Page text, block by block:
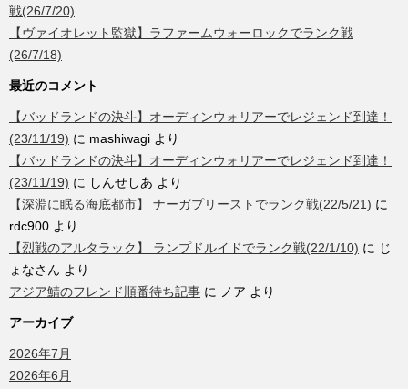
戦(26/7/20)
【ヴァイオレット監獄】ラファームウォーロックでランク戦
(26/7/18)
最近のコメント
【バッドランドの決斗】オーディンウォリアーでレジェンド到達！
(23/11/19) に mashiwagi より
【バッドランドの決斗】オーディンウォリアーでレジェンド到達！
(23/11/19) に しんせしあ より
【深淵に眠る海底都市】 ナーガプリーストでランク戦(22/5/21) に
rdc900 より
【烈戦のアルタラック】 ランプドルイドでランク戦(22/1/10) に じ
ょなさん より
アジア鯖のフレンド順番待ち記事 に ノア より
アーカイブ
2026年7月
2026年6月